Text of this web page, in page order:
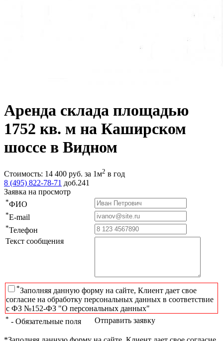
Аренда склада площадью
1752 кв. м на Каширском
шоссе в Видном
Стоимость: 14 400 руб. за 1м2 в год
8 (495) 822-78-71 доб.241
Заявка на просмотр
*ФИО
*E-mail
*Телефон
Текст сообщения
*Заполняя данную форму на сайте, Клиент дает свое
согласие на обработку персональных данных в соответствие
с ФЗ №152-ФЗ "О персональных данных"
* - Обязательные поля Отправить заявку